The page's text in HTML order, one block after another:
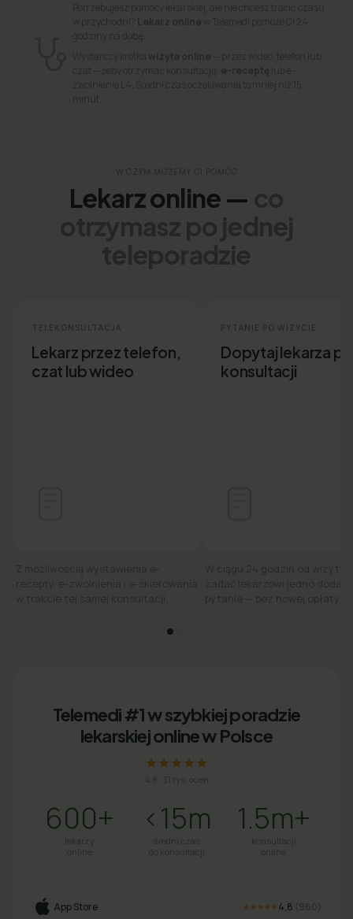
Potrzebujesz pomocy lekarskiej, ale nie chcesz tracić czasu
w przychodni? Lekarz online w Telemedi pomoże Ci 24
godziny na dobę.
Wystarczy krótka wizyta online — przez wideo, telefon lub
czat — żeby otrzymać konsultację, e-receptę lub e-
zwolnienie L4. Średni czas oczekiwania to mniej niż 15
minut.
W CZYM MOŻEMY CI POMÓC
Lekarz online — co
otrzymasz po jednej
teleporadzie
TELEKONSULTACJA
Lekarz przez telefon,
czat lub wideo
Z możliwością wystawienia e-
recepty, e-zwolnienia i e-skierowania
w trakcie tej samej konsultacji.
PYTANIE PO WIZYCIE
Dopytaj lekarza po
konsultacji
W ciągu 24 godzin od wizyty
zadać lekarzowi jedno
pytanie — bez nowej opłaty.
Telemedi #1 w szybkiej poradzie
lekarskiej online w Polsce
★★★★★
4.8 31 tys. ocen
600+
lekarzy
online
<15m
średni czas
do konsultacji
1.5m+
konsultacji
online
App Store ★★★★★ 4,8 (960